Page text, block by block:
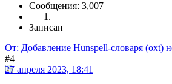
Сообщения: 3,007
Записан
От: Добавление Hunspell-словаря (oxt)
#4
27 апреля 2023, 18:41